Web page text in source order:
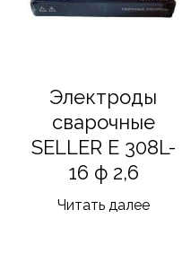
Электроды
сварочные
SELLER E 308L-
16 ф 2,6
Читать далее